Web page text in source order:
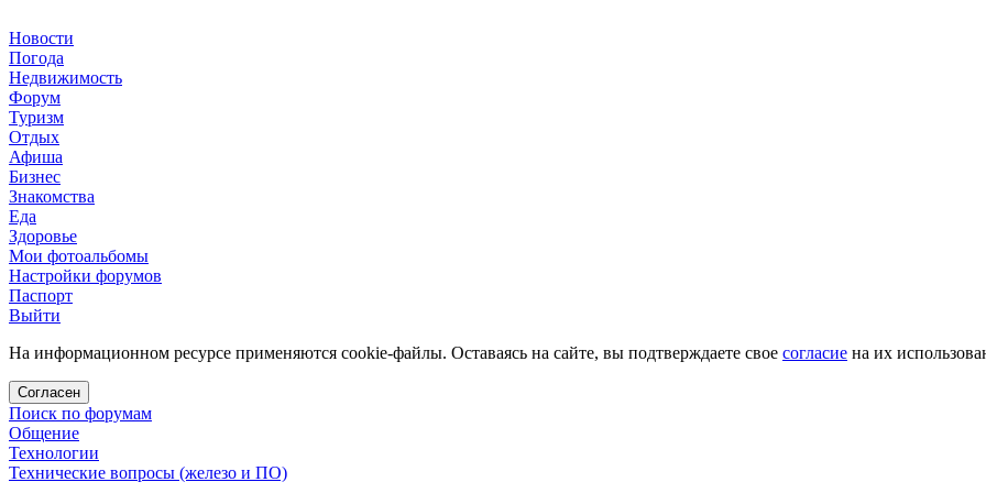
Новости
Погода
Недвижимость
Форум
Туризм
Отдых
Афиша
Бизнес
Знакомства
Еда
Здоровье
Мои фотоальбомы
Настройки форумов
Паспорт
Выйти
На информационном ресурсе применяются cookie-файлы. Оставаясь на сайте, вы подтверждаете свое согласие на их
Согласен
Поиск по форумам
Общение
Технологии
Технические вопросы (железо и ПО)